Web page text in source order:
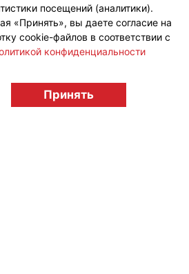
посещений (аналитики).
«Принять», вы даете согласие на
cookie-файлов в соответствии с
конфиденциальности
Принять